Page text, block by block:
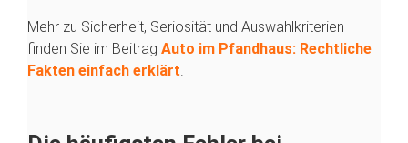
Mehr zu Sicherheit, Seriosität und Auswahlkriterien
finden Sie im Beitrag Auto im Pfandhaus: Rechtliche
Fakten einfach erklärt.